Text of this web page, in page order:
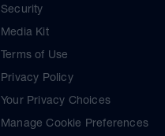
Security
Media Kit
Terms of Use
Privacy Policy
Your Privacy Choices
Manage Cookie Preferences